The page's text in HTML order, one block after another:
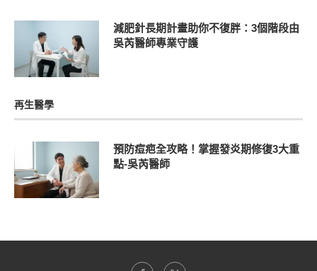
減肥針長期計畫助你不復胖：3個階段由
吳芮醫師專業守護
再生醫學
預防痘疤全攻略！掌握發炎期修復3大重
點-吳芮醫師